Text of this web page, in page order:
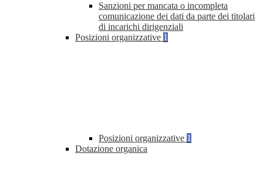
Sanzioni per mancata o incompleta
comunicazione dei dati da parte dei titolari
di incarichi dirigenziali
Posizioni organizzative 1
Posizioni organizzative 1
Dotazione organica